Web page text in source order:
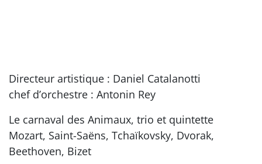
Directeur artistique : Daniel Catalanotti
chef d’orchestre : Antonin Rey
Le carnaval des Animaux, trio et quintette
Mozart, Saint-Saëns, Tchaïkovsky, Dvorak,
Beethoven, Bizet